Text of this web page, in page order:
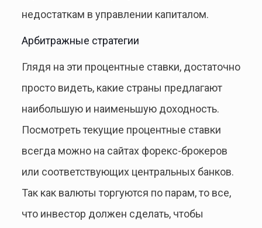
недостаткам в управлении капиталом.
Арбитражные стратегии
Глядя на эти процентные ставки, достаточно
просто видеть, какие страны предлагают
наибольшую и наименьшую доходность.
Посмотреть текущие процентные ставки
всегда можно на сайтах форекс-брокеров
или соответствующих центральных банков.
Так как валюты торгуются по парам, то все,
что инвестор должен сделать, чтобы